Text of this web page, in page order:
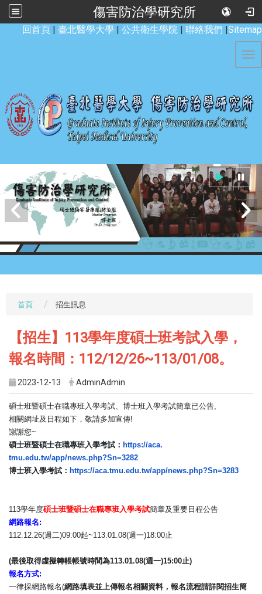
傷害防治學研究所
回首頁 | 臺北醫學大學 | 公共衛生學院 | 聯絡我們 |Sitemap
首頁 招生訊息
【招生】113學年度碩士班考試入學，
報名時間：112/12/26~113/01/08。
2023-12-13 AdminAdmin
碩士班暨碩士在職專班入學考試、博士班入學考試簡章已公告
相關網址及日程如下，敬請多加宣傳!
謝謝您~
碩士班暨碩士在職專班入學考試： https://aca.
tmu.edu.tw/app/news.php?Sn=3282
博士班入學考試： https://aca.tmu.edu.tw/app/news.php?Sn=3283
113學年度碩士班暨碩士在職專班入學考試簡章及重要日程公告
網路報名:
112.12.26(週二)09:00起~113.01.08(週一)18:00止
(最後取得虛擬轉帳帳號時間為113.01.08(週一)15:00止)
報名方式:
一律採網路報名(網路填表並上傳報名相關資料， 報名流程請詳閱招生簡